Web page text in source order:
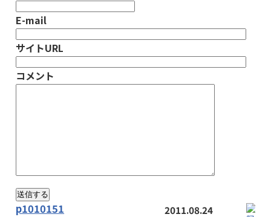
E-mail
サイトURL
コメント
p1010151 2011.08.24